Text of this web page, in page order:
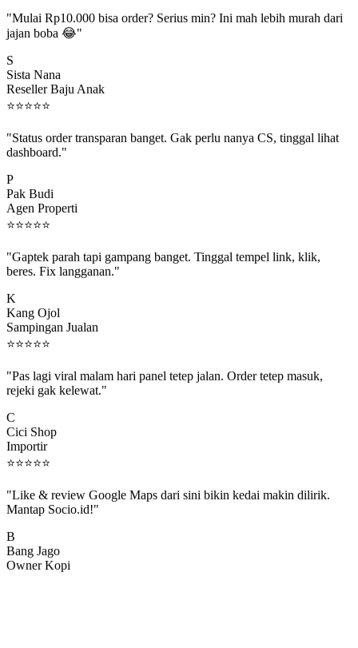
jajan boba 😂"
Sista Nana
Reseller Baju Anak
⭐⭐⭐⭐⭐
dashboard."
Pak Budi
Agen Properti
⭐⭐⭐⭐⭐
beres. Fix langganan."
Kang Ojol
Sampingan Jualan
⭐⭐⭐⭐⭐
rejeki gak kelewat."
Cici Shop
Importir
⭐⭐⭐⭐⭐
Mantap Socio.id!"
Bang Jago
Owner Kopi